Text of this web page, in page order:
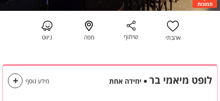
תמונות
אהבתי שיתוף מפה ניווט
לופט מיאמי בר יחידה אחת מידע נוסף